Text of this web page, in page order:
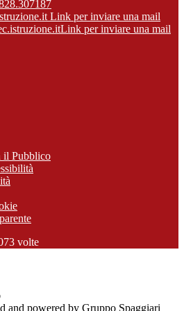
Link per inviare una mail
Link per inviare una mail
il Pubblico
volte
and powered by Gruppo Spaggiari